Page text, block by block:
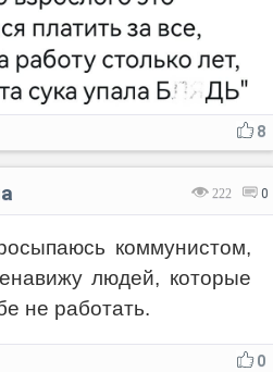
8
222 0
коммунистом,
людей, которые
не работать.
0